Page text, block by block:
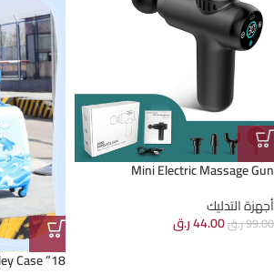
Mini Electric Massage Gun
أجهزة التدليك
99.00ر.ق44.00ر.ق
18” Children Trolley Case